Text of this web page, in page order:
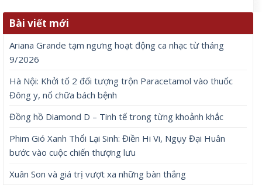
Bài viết mới
Ariana Grande tạm ngưng hoạt động ca nhạc từ tháng
9/2026
Hà Nội: Khởi tố 2 đối tượng trộn Paracetamol vào thuốc
Đông y, nổ chữa bách bệnh
Đồng hồ Diamond D – Tinh tế trong từng khoảnh khắc
Phim Gió Xanh Thổi Lại Sinh: Điền Hi Vi, Ngụy Đại Huân
bước vào cuộc chiến thượng lưu
Xuân Son và giá trị vượt xa những bàn thắng